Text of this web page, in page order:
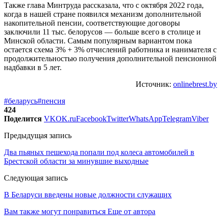
Также глава Минтруда рассказала, что с октября 2022 года,
когда в нашей стране появился механизм дополнительной
накопительной пенсии, соответствующие договоры
заключили 11 тыс. белорусов — больше всего в столице и
Минской области. Самым популярным вариантом пока
остается схема 3% + 3% отчислений работника и нанимателя с
продолжительностью получения дополнительной пенсионной
надбавки в 5 лет.
Источник: onlinebrest.by
#беларусь#пенсия
424
Поделится VKOK.ruFacebookTwitterWhatsAppTelegramViber
Предыдущая запись
Два пьяных пешехода попали под колеса автомобилей в
Брестской области за минувшие выходные
Следующая запись
В Беларуси введены новые должности служащих
Вам также могут понравиться Еще от автора